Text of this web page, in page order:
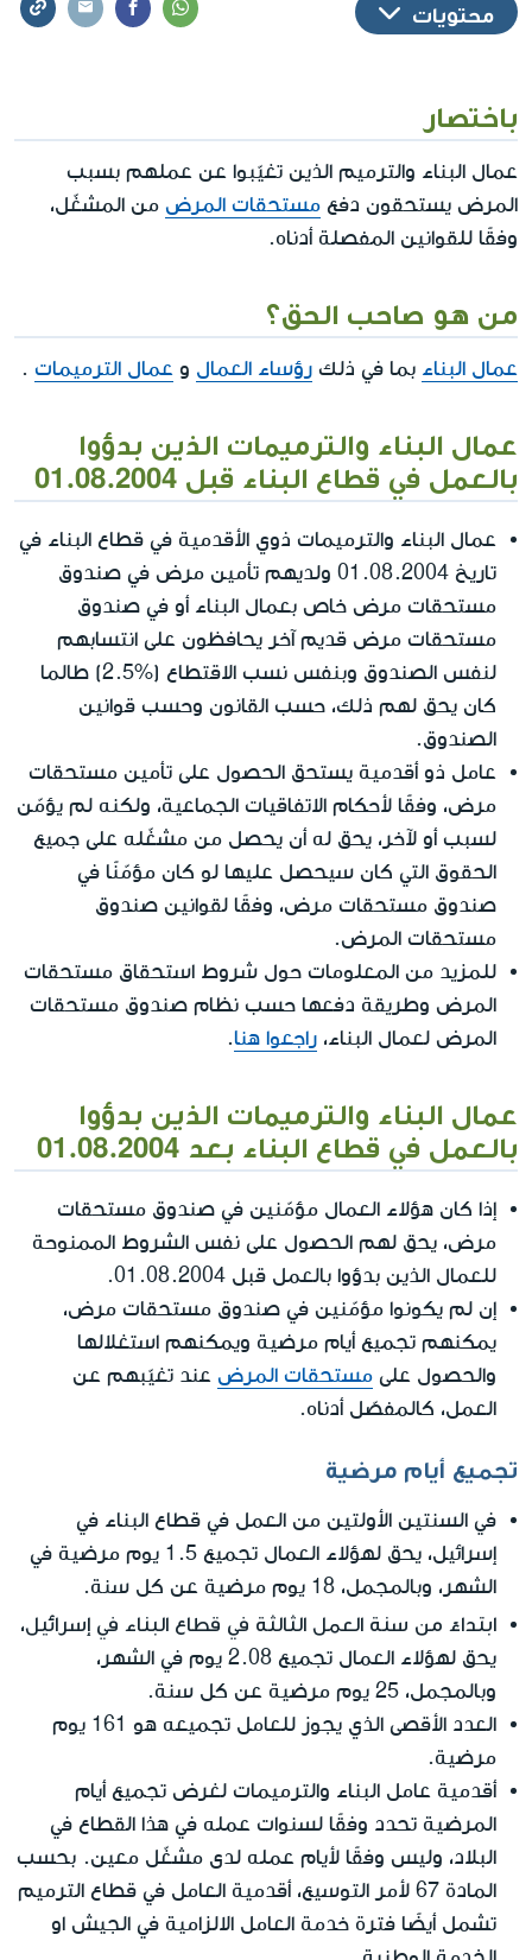
محتويات
باختصار
عمال البناء والترميم الذين تغيّبوا عن عملهم بسبب
المرض يستحقون دفع مستحقات المرض من المشغّل،
وفقًا للقوانين المفصلة أدناه.
من هو صاحب الحق؟
عمال البناء بما في ذلك رؤساء العمال و عمال الترميمات .
عمال البناء والترميمات الذين بدؤوا
بالعمل في قطاع البناء قبل 01.08.2004
عمال البناء والترميمات ذوي الأقدمية في قطاع البناء في
تاريخ 01.08.2004 ولديهم تأمين مرض في صندوق
مستحقات مرض خاص بعمال البناء أو في صندوق
مستحقات مرض قديم آخر يحافظون على انتسابهم
لنفس الصندوق وبنفس نسب الاقتطاع (%2.5) طالما
كان يحق لهم ذلك، حسب القانون وحسب قوانين
الصندوق.
عامل ذو أقدمية يستحق الحصول على تأمين مستحقات
مرض، وفقًا لأحكام الاتفاقيات الجماعية، ولكنه لم يؤمّن
لسبب أو لآخر، يحق له أن يحصل من مشغّله على جميع
الحقوق التي كان سيحصل عليها لو كان مؤمّنًا في
صندوق مستحقات مرض، وفقًا لقوانين صندوق
مستحقات المرض.
للمزيد من المعلومات حول شروط استحقاق مستحقات
المرض وطريقة دفعها حسب نظام صندوق مستحقات
المرض لعمال البناء، راجعوا هنا.
عمال البناء والترميمات الذين بدؤوا
بالعمل في قطاع البناء بعد 01.08.2004
إذا كان هؤلاء العمال مؤمّنين في صندوق مستحقات
مرض، يحق لهم الحصول على نفس الشروط الممنوحة
للعمال الذين بدؤوا بالعمل قبل 01.08.2004.
إن لم يكونوا مؤمّنين في صندوق مستحقات مرض،
يمكنهم تجميع أيام مرضية ويمكنهم استغلالها
والحصول على مستحقات المرض عند تغيّبهم عن
العمل، كالمفصّل أدناه.
تجميع أيام مرضية
في السنتين الأولتين من العمل في قطاع البناء في
إسرائيل، يحق لهؤلاء العمال تجميع 1.5 يوم مرضية في
الشهر، وبالمجمل، 18 يوم مرضية عن كل سنة.
ابتداءً من سنة العمل الثالثة في قطاع البناء في إسرائيل ،
يحق لهؤلاء العمال تجميع 2.08 يوم في الشهر،
وبالمجمل، 25 يوم مرضية عن كل سنة.
العدد الأقصى الذي يجوز للعامل تجميعه هو 161 يوم
مرضية.
أقدمية عامل البناء والترميمات لغرض تجميع أيام
المرضية تحدد وفقًا لسنوات عمله في هذا القطاع في
البلاد، وليس وفقًا لأيام عمله لدى مشغّل معين. بحسب
المادة 67 لأمر التوسيع، أقدمية العامل في قطاع الترميم
تشمل أيضًا فترة خدمة العامل الالزامية في الجيش او